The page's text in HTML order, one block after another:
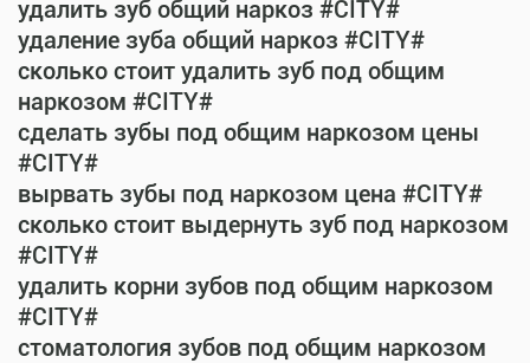
удалить зуб общий наркоз #CITY#
удаление зуба общий наркоз #CITY#
сколько стоит удалить зуб под общим
наркозом #CITY#
сделать зубы под общим наркозом цены
#CITY#
вырвать зубы под наркозом цена #CITY#
сколько стоит выдернуть зуб под наркозом
#CITY#
удалить корни зубов под общим наркозом
#CITY#
стоматология зубов под общим наркозом